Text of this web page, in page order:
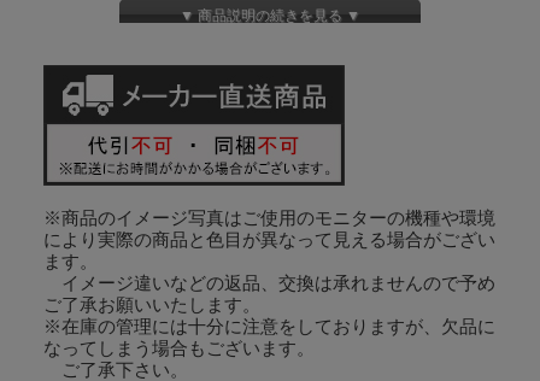
付属のネジは3×25ｍｍです。
サイズ：横16ｍm×縦60mm
▼ 商品説明の続きを見る ▼
※商品のイメージ写真はご使用のモニターの機種や環境
により実際の商品と色目が異なって見える場合がござい
ます。
イメージ違いなどの返品、交換は承れませんので予め
ご了承お願いいたします。
※在庫の管理には十分に注意をしておりますが、欠品に
なってしまう場合もございます。
ご了承下さい。